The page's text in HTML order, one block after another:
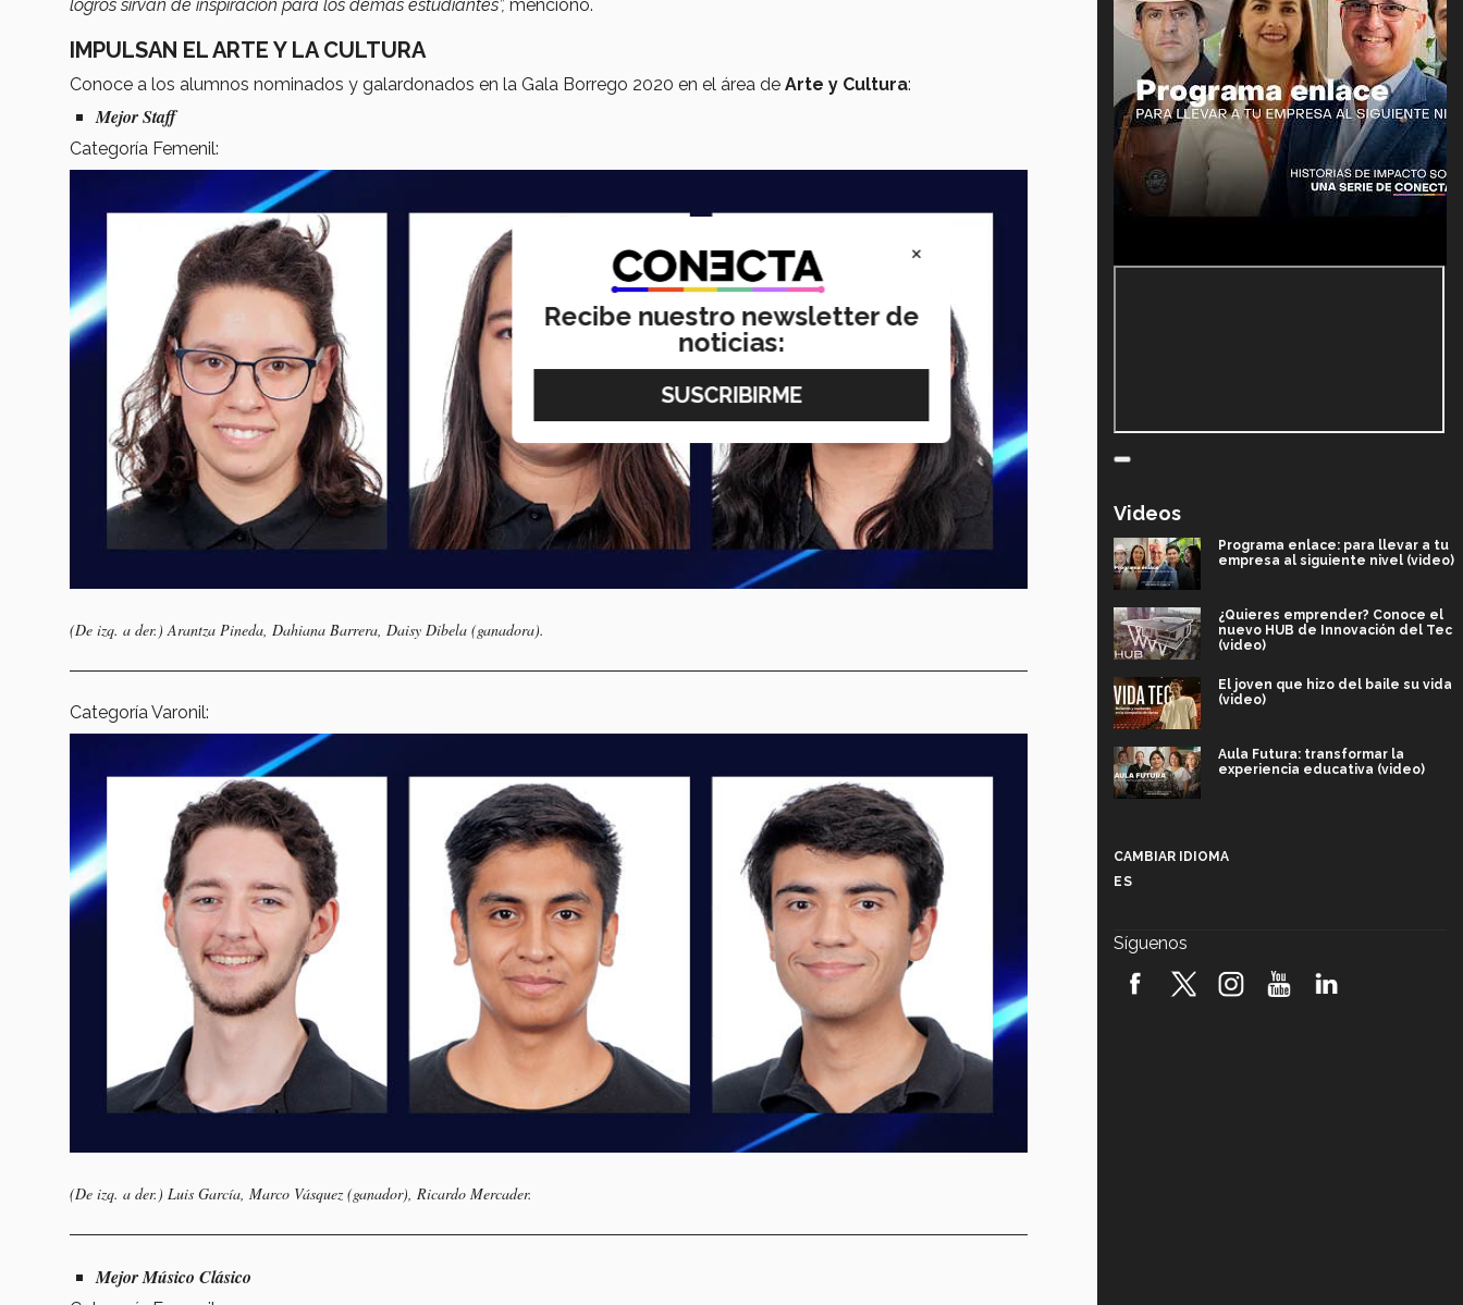
logros sirvan de inspiración para los demás estudiantes”, mencionó.
IMPULSAN EL ARTE Y LA CULTURA
Conoce a los alumnos nominados y galardonados en la Gala Borrego 2020 en el área de Arte y Cultura:
Mejor Staff
Categoría Femenil:
(De izq. a der.) Arantza Pineda, Dahiana Barrera, Daisy Dibela (ganadora).
Categoría Varonil:
(De izq. a der.) Luis García, Marco Vásquez (ganador), Ricardo Mercader.
Mejor Músico Clásico
Videos
Programa enlace: para llevar a tu
empresa al siguiente nivel (video)
¿Quieres emprender? Conoce el
nuevo HUB de Innovación del Tec
(video)
El joven que hizo del baile su vida
(video)
Aula Futura: transformar la
experiencia educativa (video)
robótica FIRST 2026! (video)
CAMBIAR IDIOMA
ES
Síguenos
×
Recibe nuestro newsletter de
noticias: